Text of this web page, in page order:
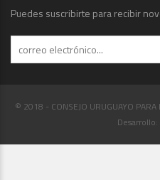
Puedes suscribirte para recibir
© 2018 - CONSEJO URUGUAYO PARA
Desarrollo: